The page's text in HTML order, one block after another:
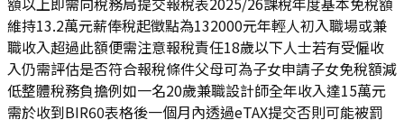
維持13.2萬元薪俸稅起徵點為132000元年輕人初入職場或兼
職收入超過此額便需注意報稅責任18歲以下人士若有受僱收
入仍需評估是否符合報稅條件父母可為子女申請子女免稅額減
低整體稅務負擔例如一名20歲兼職設計師全年收入達15萬元
需於收到BIR60表格後一個月內透過eTAX提交否則可能被罰